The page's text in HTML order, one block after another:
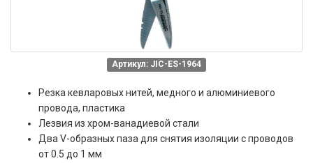
Артикул: JIC-ES-1964
Резка кевларовых нитей, медного и алюминиевого
провода, пластика
Лезвия из хром-ванадиевой стали
Два V-образных паза для снятия изоляции с проводов
от 0.5 до 1 мм